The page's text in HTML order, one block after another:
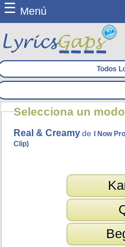
☰ Menú
Todos
Selecciona un
Real & Creamy deI Now
Clip)